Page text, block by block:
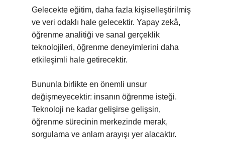
Gelecekte eğitim, daha fazla kişiselleştirilmiş
ve veri odaklı hale gelecektir. Yapay zekâ,
öğrenme analitiği ve sanal gerçeklik
teknolojileri, öğrenme deneyimlerini daha
etkileşimli hale getirecektir.
Bununla birlikte en önemli unsur
değişmeyecektir: insanın öğrenme isteği.
Teknoloji ne kadar gelişirse gelişsin,
öğrenme sürecinin merkezinde merak,
sorgulama ve anlam arayışı yer alacaktır.